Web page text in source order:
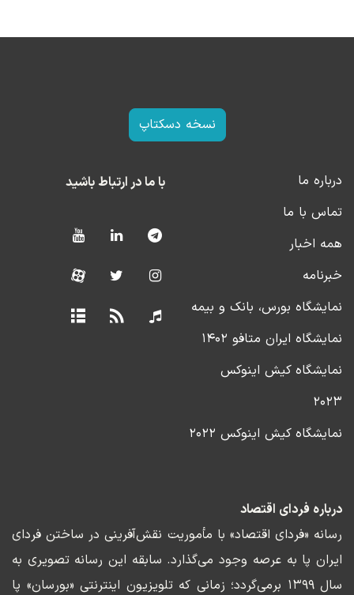
نسخه دسکتاپ
درباره ما
تماس با ما
همه اخبار
خبرنامه
نمایشگاه بورس، بانک و بیمه
نمایشگاه ایران متافو ۱۴۰۲
نمایشگاه کیش اینوکس
۲۰۲۳
نمایشگاه کیش اینوکس ۲۰۲۲
با ما در ارتباط باشید
درباره فردای اقتصاد
رسانه «فردای اقتصاد» با مأموریت نقش‌آفرینی در ساختن فردای
ایران پا به عرصه وجود می‌گذارد. سابقه این رسانه تصویری به
سال ۱۳۹۹ برمی‌گردد؛ زمانی که تلویزیون اینترنتی «بورسان» پا